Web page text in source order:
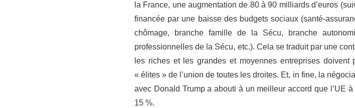
la France, une augmentation de 80 à 90 milliards d’euros
financée par une baisse des budgets sociaux (santé-
chômage, branche famille de la Sécu, branche
professionnelles de la Sécu, etc.). Cela se traduit par une
les riches et les grandes et moyennes entreprises
« élites » de l’union de toutes les droites. Et, in fine, la
avec Donald Trump a abouti à un meilleur accord que l’UE
15 %.